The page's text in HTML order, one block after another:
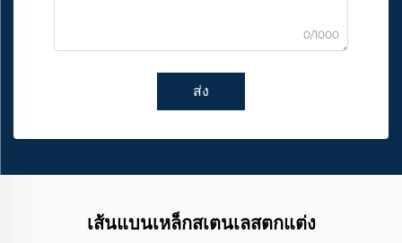
0/1000
ส่ง
เส้นแบนเหล็กสเตนเลสตกแต่ง